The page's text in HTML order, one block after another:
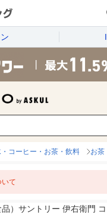
コーヒー・お茶・飲料 お茶
て